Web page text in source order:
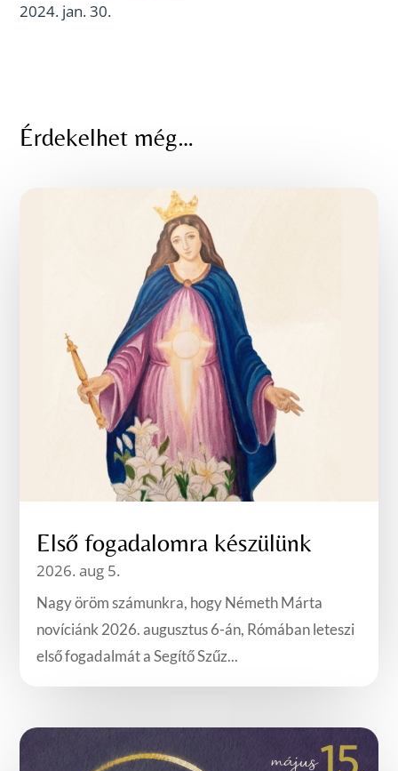
2024. jan. 30.
Érdekelhet még…
Első fogadalomra készülünk
2026. aug 5.
Nagy öröm számunkra, hogy Németh Márta
novíciánk 2026. augusztus 6-án, Rómában leteszi
első fogadalmát a Segítő Szűz...